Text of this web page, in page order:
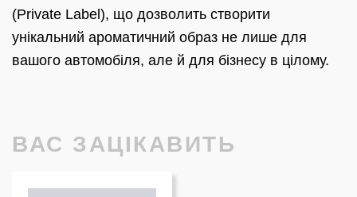
(Private Label), що дозволить створити
унікальний ароматичний образ не лише для
вашого автомобіля, але й для бізнесу в цілому.
ВАС ЗАЦІКАВИТЬ